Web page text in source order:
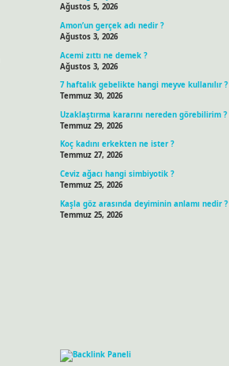
Ağustos 5, 2026
Amon’un gerçek adı nedir ?
Ağustos 3, 2026
Acemi zıttı ne demek ?
Ağustos 3, 2026
7 haftalık gebelikte hangi meyve kullanılır ?
Temmuz 30, 2026
Uzaklaştırma kararını nereden görebilirim ?
Temmuz 29, 2026
Koç kadını erkekten ne ister ?
Temmuz 27, 2026
Ceviz ağacı hangi simbiyotik ?
Temmuz 25, 2026
Kaşla göz arasında deyiminin anlamı nedir ?
Temmuz 25, 2026